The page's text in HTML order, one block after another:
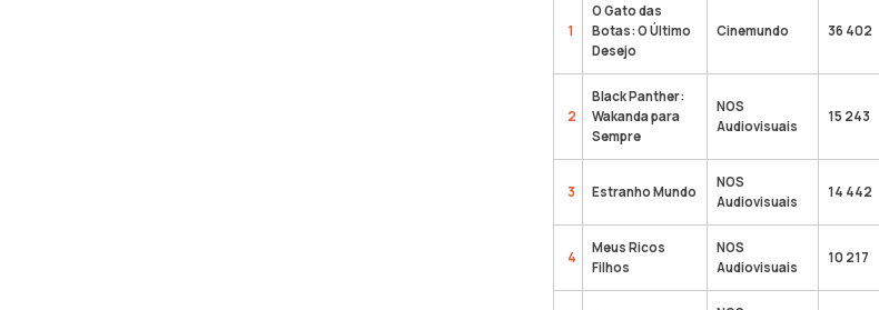
1
O Gato das
Botas: O Último
Desejo
Cinemundo 36 402
2
Black Panther:
Wakanda para
Sempre
NOS
Audiovisuais
15 243
3 Estranho Mundo
NOS
Audiovisuais
14 442
4
Meus Ricos
Filhos
NOS
Audiovisuais
10 217